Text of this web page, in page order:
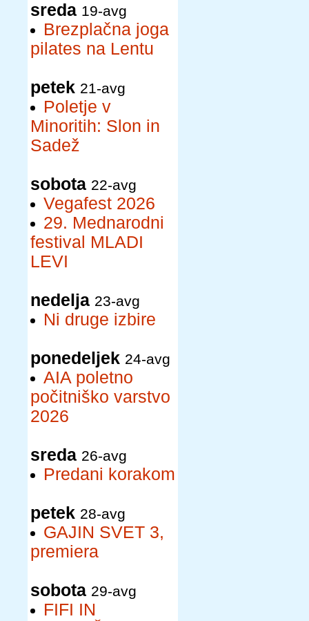
sreda 19-avg
Brezplačna joga
pilates na Lentu
petek 21-avg
Poletje v
Minoritih: Slon in
Sadež
sobota 22-avg
Vegafest 2026
29. Mednarodni
festival MLADI
LEVI
nedelja 23-avg
Ni druge izbire
ponedeljek 24-avg
AIA poletno
počitniško varstvo
2026
sreda 26-avg
Predani korakom
petek 28-avg
GAJIN SVET 3,
premiera
sobota 29-avg
FIFI IN